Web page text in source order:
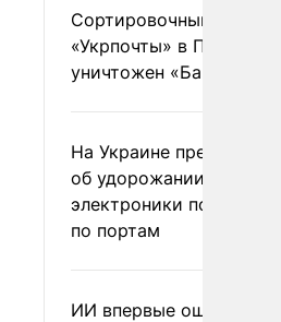
Сортировочный пункт
«Укрпочты» в
уничтожен
На Украине
об удорожании
электроники после
по портам
ИИ впервые